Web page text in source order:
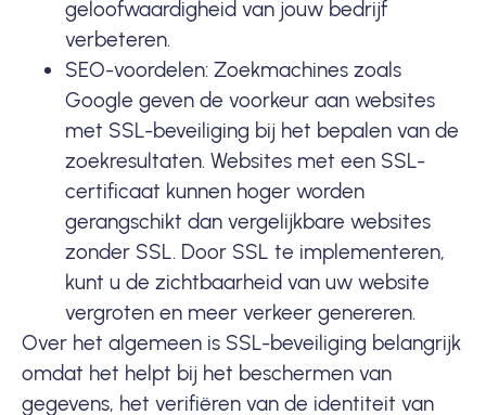
geloofwaardigheid van jouw bedrijf
verbeteren.
SEO-voordelen: Zoekmachines zoals
Google geven de voorkeur aan websites
met SSL-beveiliging bij het bepalen van de
zoekresultaten. Websites met een SSL-
certificaat kunnen hoger worden
gerangschikt dan vergelijkbare websites
zonder SSL. Door SSL te implementeren,
kunt u de zichtbaarheid van uw website
vergroten en meer verkeer genereren.
Over het algemeen is SSL-beveiliging belangrijk
omdat het helpt bij het beschermen van
gegevens, het verifiëren van de identiteit van